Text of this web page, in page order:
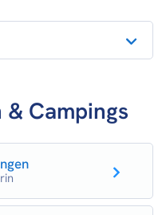
Campings